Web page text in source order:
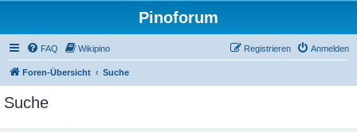
Pinoforum
FAQ Wikipino Anmelden
Registrieren
Foren-Übersicht Suche
Suche